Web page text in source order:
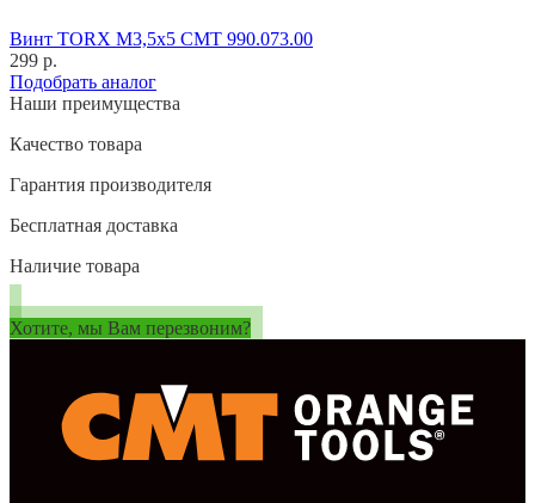
Винт TORX M3,5x5 CMT 990.073.00
299 р.
Подобрать аналог
Наши преимущества
Качество товара
Гарантия производителя
Бесплатная доставка
Наличие товара
Хотите, мы Вам перезвоним?